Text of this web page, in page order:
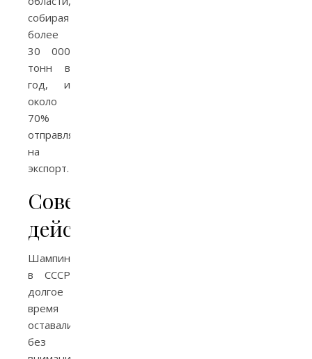
собирая
более
30 000
тонн в
год, и
около
70%
отправляя
на
экспорт.
Советская
действительность
Шампиньоны
в СССР
долгое
время
оставались
без